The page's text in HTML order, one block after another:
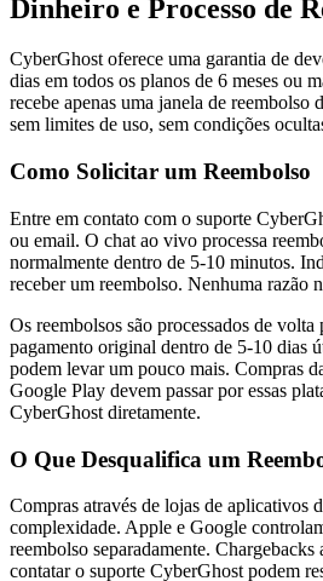
Dinheiro e Processo de
CyberGhost oferece uma garantia de
dias em todos os planos de 6 meses ou
recebe apenas uma janela de reembolso
sem limites de uso, sem condições
Como Solicitar um Reembolso
Entre em contato com o suporte
ou email. O chat ao vivo processa
normalmente dentro de 5-10 minutos.
receber um reembolso. Nenhuma razão
Os reembolsos são processados de volta
pagamento original dentro de 5-10 dias
podem levar um pouco mais. Compras
Google Play devem passar por essas
CyberGhost diretamente.
O Que Desqualifica um
Compras através de lojas de aplicativos
complexidade. Apple e Google
reembolso separadamente. Chargebacks
contatar o suporte CyberGhost podem